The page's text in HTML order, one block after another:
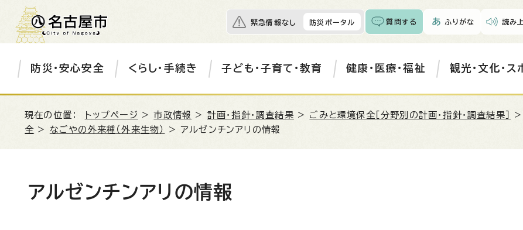
緊急情報なし 防災ポータル 質問する ふりがな 読み
防災・安心安全 くらし・手続き 子ども・子育て・教育 健康・医療・福祉 観光・文化・ス
現在の位置： トップページ >市政情報 > 計画・指針・調査結果 > ごみと環境保全［分野別の計画・指針・調査結果］ >
全 > なごやの外来種（外来生物） > アルゼンチンアリの情報
アルゼンチンアリの情報